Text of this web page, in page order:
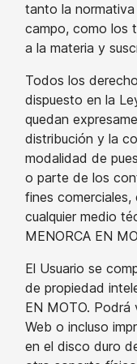
tanto la
campo, como los
a la materia y
Todos los
dispuesto en la
quedan
distribución y la
modalidad de
o parte de los
fines
cualquier medio
MENORCA EN
El Usuario se
de propiedad
EN MOTO. Podrá
Web o incluso
en el disco duro